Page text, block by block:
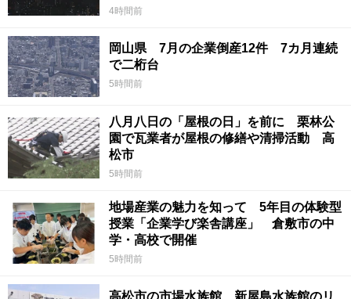
4時間前
岡山県 7月の企業倒産12件 7カ月連続
で二桁台
5時間前
八月八日の「屋根の日」を前に 栗林公
園で瓦業者が屋根の修繕や清掃活動 高
松市
5時間前
地場産業の魅力を知って 5年目の体験型
授業「企業学び楽舎講座」 倉敷市の中
学・高校で開催
5時間前
高松市の市場水族館 新屋島水族館のリ